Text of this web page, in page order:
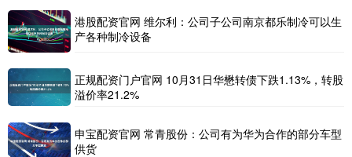
港股配资官网 维尔利：公司子公司南京都乐制冷可以生
产各种制冷设备
正规配资门户官网 10月31日华懋转债下跌1.13%，转股
溢价率21.2%
申宝配资官网 常青股份：公司有为华为合作的部分车型
供货